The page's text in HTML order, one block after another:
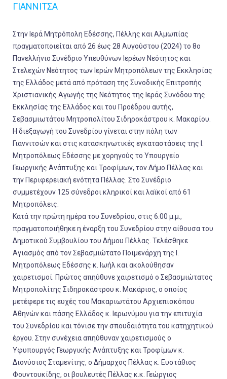
ΓΙΑΝΝΙΤΣΑ
Στην Ιερά Μητρόπολη Εδέσσης, Πέλλης και Αλμωπίας
πραγματοποιείται από 26 έως 28 Αυγούστου (2024) το 8ο
Πανελλήνιο Συνέδριο Υπευθύνων Ιερέων Νεότητος και
Στελεχών Νεότητος των Ιερών Μητροπόλεων της Εκκλησίας
της Ελλάδος μετά από πρόταση της Συνοδικής Επιτροπής
Χριστιανικής Αγωγής της Νεότητος της Ιεράς Συνόδου της
Εκκλησίας της Ελλάδος και του Προέδρου αυτής,
Σεβασμιωτάτου Μητροπολίτου Σιδηροκάστρου κ. Μακαρίου.
Η διεξαγωγή του Συνεδρίου γίνεται στην πόλη των
Γιαννιτσών και στις κατασκηνωτικές εγκαταστάσεις της Ι.
Μητροπόλεως Εδέσσης με χορηγούς το Υπουργείο
Γεωργικής Ανάπτυξης και Τροφίμων, τον Δήμο Πέλλας και
την Περιφερειακή ενότητα Πέλλας. Στο Συνέδριο
συμμετέχουν 125 σύνεδροι κληρικοί και λαϊκοί από 61
Μητροπόλεις.
Κατά την πρώτη ημέρα του Συνεδρίου, στις 6.00 μ.μ.,
πραγματοποιήθηκε η έναρξη του Συνεδρίου στην αίθουσα του
Δημοτικού Συμβουλίου του Δήμου Πέλλας. Τελέσθηκε
Αγιασμός από τον Σεβασμιώτατο Ποιμενάρχη της Ι.
Μητροπόλεως Εδέσσης κ. Ιωήλ και ακολούθησαν
χαιρετισμοί. Πρώτος απηύθυνε χαιρετισμό ο Σεβασμιώτατος
Μητροπολίτης Σιδηροκάστρου κ. Μακάριος, ο οποίος
μετέφερε τις ευχές του Μακαριωτάτου Αρχιεπισκόπου
Αθηνών και πάσης Ελλάδος κ. Ιερωνύμου για την επιτυχία
του Συνεδρίου και τόνισε την σπουδαιότητα του κατηχητικού
έργου. Στην συνέχεια απηύθυναν χαιρετισμούς ο
Υφυπουργός Γεωργικής Ανάπτυξης και Τροφίμων κ.
Διονύσιος Σταμενίτης, ο Δήμαρχος Πέλλας κ. Ευστάθιος
Φουντουκίδης, οι βουλευτές Πέλλας κ.κ. Γεώργιος